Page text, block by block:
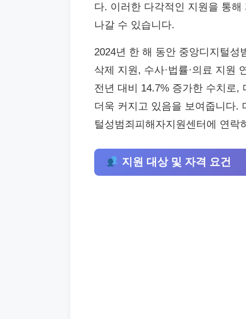
다. 이러한 다각적인 지원을 통
나갈 수 있습니다.
2024년 한 해 동안 중앙디지털
삭제 지원, 수사·법률·의료 지원
전년 대비 14.7% 증가한 수치로,
더욱 커지고 있음을 보여줍니다.
털성범죄피해자지원센터에 연락
지원 대상 및 자격 요건